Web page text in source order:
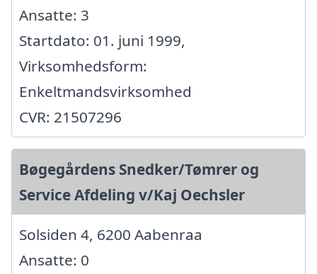
Ansatte: 3
Startdato: 01. juni 1999,
Virksomhedsform:
Enkeltmandsvirksomhed
CVR: 21507296
Bøgegårdens Snedker/Tømrer og
Service Afdeling v/Kaj Oechsler
Solsiden 4, 6200 Aabenraa
Ansatte: 0